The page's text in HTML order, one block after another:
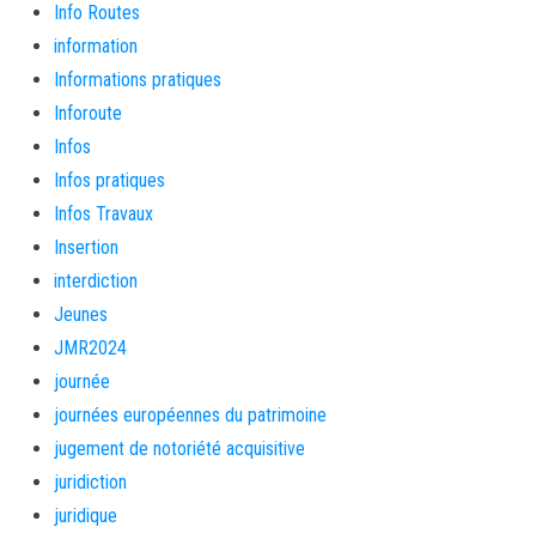
Info Routes
information
Informations pratiques
Inforoute
Infos
Infos pratiques
Infos Travaux
Insertion
interdiction
Jeunes
JMR2024
journée
journées européennes du patrimoine
jugement de notoriété acquisitive
juridiction
juridique